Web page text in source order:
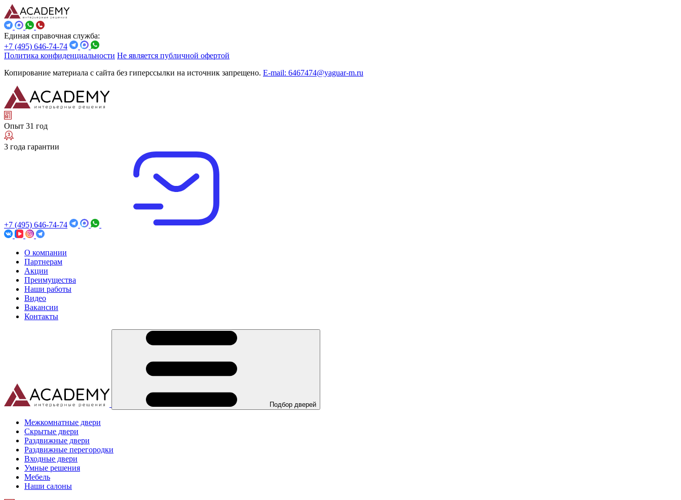
Единая справочная служба:
+7 (495) 646-74-74
Политика конфиденциальности Не является публичной офертой
Копирование материала с сайта без гиперссылки на источник запрещено. E-mail: 6467474@yaguar-m.ru
Опыт 31 год
3 года гарантии
+7 (495) 646-74-74
О компании
Партнерам
Акции
Преимущества
Наши работы
Видео
Вакансии
Контакты
Подбор дверей
Межкомнатные двери
Скрытые двери
Раздвижные двери
Раздвижные перегородки
Входные двери
Умные решения
Мебель
Наши салоны